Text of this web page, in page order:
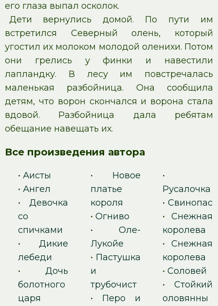
его глаза выпал осколок.
Дети вернулись домой. По пути им
встретился Северный олень, который
угостил их молоком молодой оленихи. Потом
они грелись у финки и навестили
лапландку. В лесу им повстречалась
маленькая разбойница. Она сообщила
детям, что ворон скончался и ворона стала
вдовой. Разбойница дала ребятам
обещание навещать их.
Все произведения автора
• Аисты
• Ангел
• Девочка
со
спичками
• Дикие
лебеди
• Дочь
болотного
царя
• Новое
платье
короля
• Огниво
• Оле-
Лукойе
• Пастушка
и
трубочист
• Перо и
•
Русалочка
•Свинопас
•Снежная
королева
•Снежная
королева
•Соловей
•Стойкий
оловянны